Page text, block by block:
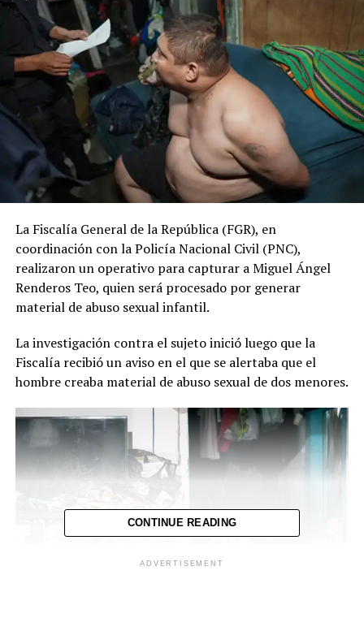
La Fiscalía General de la República (FGR), en
coordinación con la Policía Nacional Civil (PNC),
realizaron un operativo para capturar a Miguel Ángel
Renderos Teo, quien será procesado por generar
material de abuso sexual infantil.
La investigación contra el sujeto inició luego que la
Fiscalía recibió un aviso en el que se alertaba que el
hombre creaba material de abuso sexual de dos menores.
CONTINUE READING
ADVERTISEMENT